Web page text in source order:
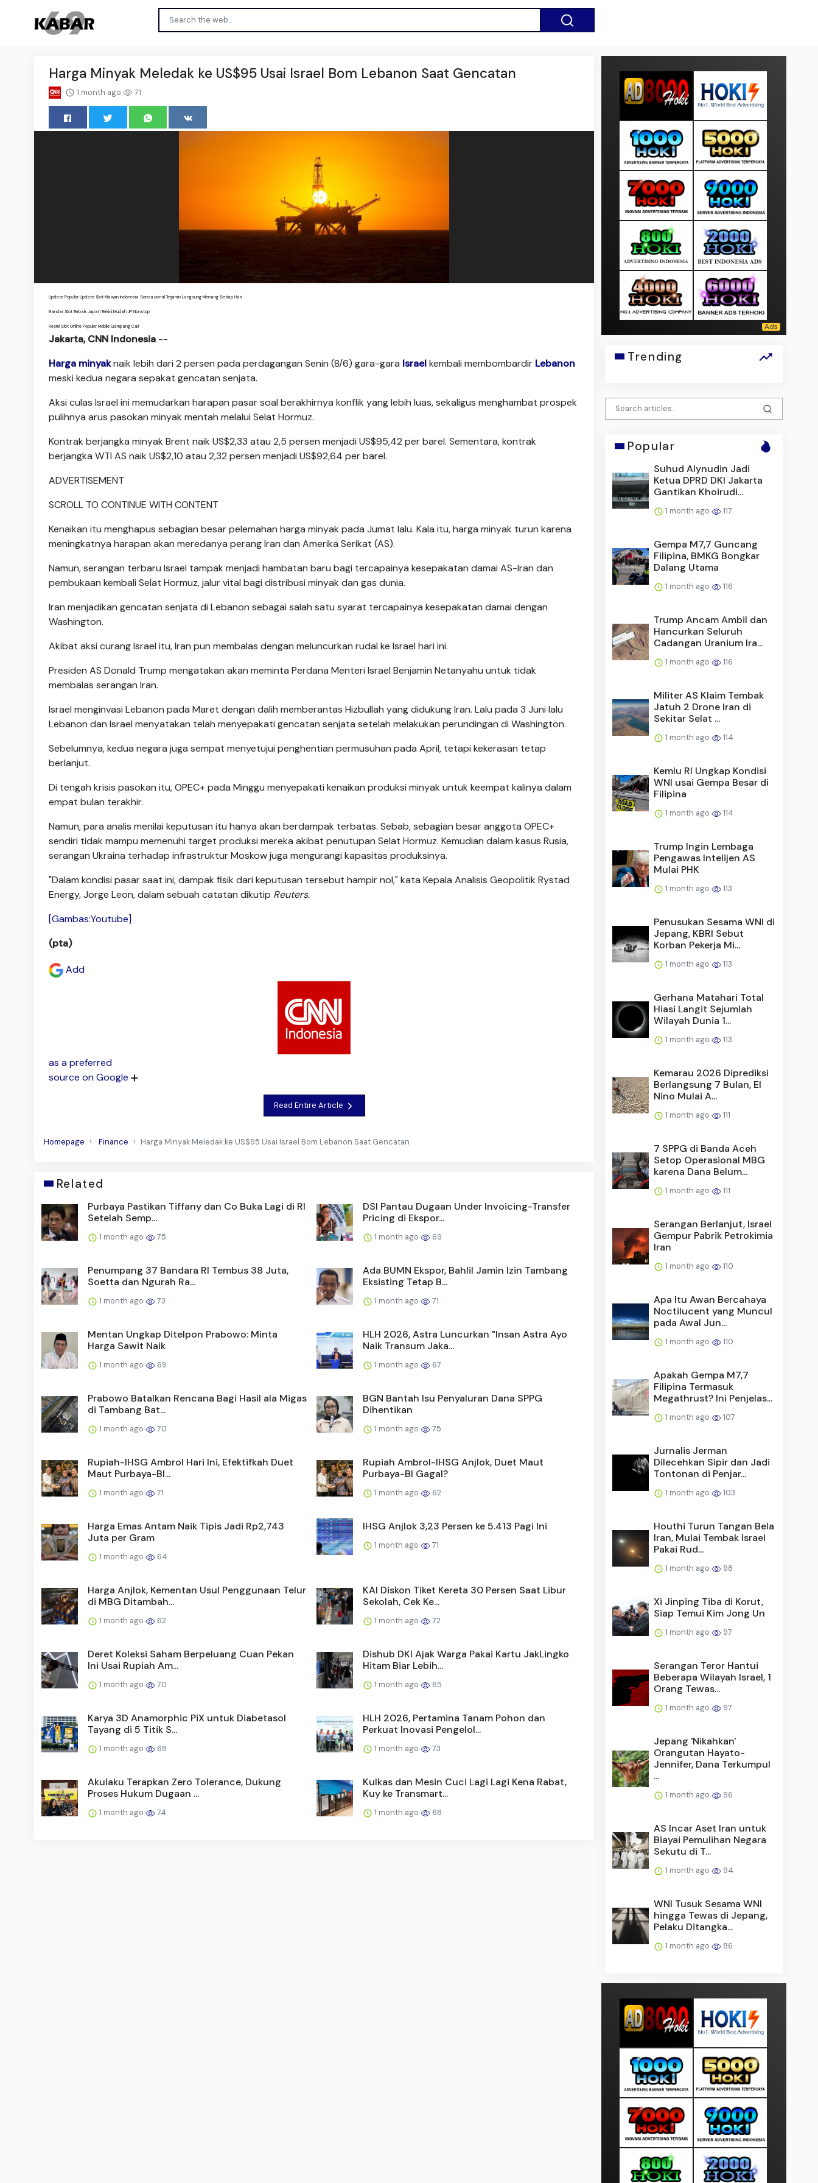
Harga Minyak Meledak ke US$95 Usai Israel Bom Lebanon Saat Gencatan
1 month ago 71
Update Populer Update Slot Maxwin Indonesia Sensasional Terjamin Langsung Menang Setiap Hari
Bandar Slot Terbaik Japan Terkini Mudah JP Nonstop
Resmi Slot Online Populer Mobile Gampang Cair
Jakarta, CNN Indonesia --
Harga minyaknaik lebih dari 2 persen pada perdagangan Senin (8/6) gara-gara Israelkembali membombardir Lebanon
meski kedua negara sepakat gencatan senjata.
Aksi culas Israel ini memudarkan harapan pasar soal berakhirnya konflik yang lebih luas, sekaligus menghambat prospek
pulihnya arus pasokan minyak mentah melalui Selat Hormuz.
Kontrak berjangka minyak Brent naik US$2,33 atau 2,5 persen menjadi US$95,42 per barel. Sementara, kontrak
berjangka WTI AS naik US$2,10 atau 2,32 persen menjadi US$92,64 per barel.
ADVERTISEMENT
SCROLL TO CONTINUE WITH CONTENT
Kenaikan itu menghapus sebagian besar pelemahan harga minyak pada Jumat lalu. Kala itu, harga minyak turun karena
meningkatnya harapan akan meredanya perang Iran dan Amerika Serikat (AS).
Namun, serangan terbaru Israel tampak menjadi hambatan baru bagi tercapainya kesepakatan damai AS-Iran dan
pembukaan kembali Selat Hormuz, jalur vital bagi distribusi minyak dan gas dunia.
Iran menjadikan gencatan senjata di Lebanon sebagai salah satu syarat tercapainya kesepakatan damai dengan
Washington.
Akibat aksi curang Israel itu, Iran pun membalas dengan meluncurkan rudal ke Israel hari ini.
Presiden AS Donald Trump mengatakan akan meminta Perdana Menteri Israel Benjamin Netanyahu untuk tidak
membalas serangan Iran.
Israel menginvasi Lebanon pada Maret dengan dalih memberantas Hizbullah yang didukung Iran. Lalu pada 3 Juni lalu
Lebanon dan Israel menyatakan telah menyepakati gencatan senjata setelah melakukan perundingan di Washington.
Sebelumnya, kedua negara juga sempat menyetujui penghentian permusuhan pada April, tetapi kekerasan tetap
berlanjut.
Di tengah krisis pasokan itu, OPEC+ pada Minggu menyepakati kenaikan produksi minyak untuk keempat kalinya dalam
empat bulan terakhir.
Namun, para analis menilai keputusan itu hanya akan berdampak terbatas. Sebab, sebagian besar anggota OPEC+
sendiri tidak mampu memenuhi target produksi mereka akibat penutupan Selat Hormuz. Kemudian dalam kasus Rusia,
serangan Ukraina terhadap infrastruktur Moskow juga mengurangi kapasitas produksinya.
"Dalam kondisi pasar saat ini, dampak fisik dari keputusan tersebut hampir nol," kata Kepala Analisis Geopolitik Rystad
Energy, Jorge Leon, dalam sebuah catatan dikutip Reuters.
[Gambas:Youtube]
(pta)
Add
as a preferred
source on Google
Read Entire Article
Homepage Finance Harga Minyak Meledak ke US$95 Usai Israel Bom Lebanon Saat Gencatan
Related
Purbaya Pastikan Tiffany dan Co Buka Lagi di RI
Setelah Semp...
1 month ago 75
DSI Pantau Dugaan Under Invoicing-Transfer
Pricing di Ekspor...
1 month ago 69
Penumpang 37 Bandara RI Tembus 38 Juta,
Soetta dan Ngurah Ra...
1 month ago 73
Ada BUMN Ekspor, Bahlil Jamin Izin Tambang
Eksisting Tetap B...
1 month ago 71
Mentan Ungkap Ditelpon Prabowo: Minta
Harga Sawit Naik
1 month ago 69
HLH 2026, Astra Luncurkan "Insan Astra Ayo
Naik Transum Jaka...
1 month ago 67
Prabowo Batalkan Rencana Bagi Hasil ala Migas
di Tambang Bat...
1 month ago 70
BGN Bantah Isu Penyaluran Dana SPPG
Dihentikan
1 month ago 75
Rupiah-IHSG Ambrol Hari Ini, Efektifkah Duet
Maut Purbaya-BI...
1 month ago 71
Rupiah Ambrol-IHSG Anjlok, Duet Maut
Purbaya-BI Gagal?
1 month ago 62
Harga Emas Antam Naik Tipis Jadi Rp2,743
Juta per Gram
1 month ago 64
IHSG Anjlok 3,23 Persen ke 5.413 Pagi Ini
1 month ago 71
Harga Anjlok, Kementan Usul Penggunaan Telur
di MBG Ditambah...
1 month ago 62
KAI Diskon Tiket Kereta 30 Persen Saat Libur
Sekolah, Cek Ke...
1 month ago 72
Deret Koleksi Saham Berpeluang Cuan Pekan
Ini Usai Rupiah Am...
1 month ago 70
Dishub DKI Ajak Warga Pakai Kartu JakLingko
Hitam Biar Lebih...
1 month ago 65
Karya 3D Anamorphic PiX untuk Diabetasol
Tayang di 5 Titik S...
1 month ago 68
HLH 2026, Pertamina Tanam Pohon dan
Perkuat Inovasi Pengelol...
1 month ago 73
Akulaku Terapkan Zero Tolerance, Dukung
Proses Hukum Dugaan ...
1 month ago 74
Kulkas dan Mesin Cuci Lagi Lagi Kena Rabat,
Kuy ke Transmart...
1 month ago 68
Trending
Popular
Suhud Alynudin Jadi
Ketua DPRD DKI Jakarta
Gantikan Khoirudi...
1 month ago 117
Gempa M7,7 Guncang
Filipina, BMKG Bongkar
Dalang Utama
1 month ago 116
Trump Ancam Ambil dan
Hancurkan Seluruh
Cadangan Uranium Ira...
1 month ago 116
Militer AS Klaim Tembak
Jatuh 2 Drone Iran di
Sekitar Selat ...
1 month ago 114
Kemlu RI Ungkap Kondisi
WNI usai Gempa Besar di
Filipina
1 month ago 114
Trump Ingin Lembaga
Pengawas Intelijen AS
Mulai PHK
1 month ago 113
Penusukan Sesama WNI di
Jepang, KBRI Sebut
Korban Pekerja Mi...
1 month ago 113
Gerhana Matahari Total
Hiasi Langit Sejumlah
Wilayah Dunia 1...
1 month ago 113
Kemarau 2026 Diprediksi
Berlangsung 7 Bulan, El
Nino Mulai A...
1 month ago 111
7 SPPG di Banda Aceh
Setop Operasional MBG
karena Dana Belum...
1 month ago 111
Serangan Berlanjut, Israel
Gempur Pabrik Petrokimia
Iran
1 month ago 110
Apa Itu Awan Bercahaya
Noctilucent yang Muncul
pada Awal Jun...
1 month ago 110
Apakah Gempa M7,7
Filipina Termasuk
Megathrust? Ini Penjelas...
1 month ago 107
Jurnalis Jerman
Dilecehkan Sipir dan Jadi
Tontonan di Penjar...
1 month ago 103
Houthi Turun Tangan Bela
Iran, Mulai Tembak Israel
Pakai Rud...
1 month ago 98
Xi Jinping Tiba di Korut,
Siap Temui Kim Jong Un
1 month ago 97
Serangan Teror Hantui
Beberapa Wilayah Israel, 1
Orang Tewas...
1 month ago 97
Jepang 'Nikahkan'
Orangutan Hayato-
Jennifer, Dana Terkumpul
...
1 month ago 96
AS Incar Aset Iran untuk
Biayai Pemulihan Negara
Sekutu di T...
1 month ago 94
WNI Tusuk Sesama WNI
hingga Tewas di Jepang,
Pelaku Ditangka...
1 month ago 86